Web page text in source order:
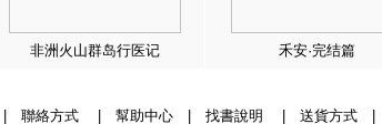
非洲火山群岛行医记 禾安·完结篇
聯絡方式| 幫助中心| 找書說明 送貨方式|